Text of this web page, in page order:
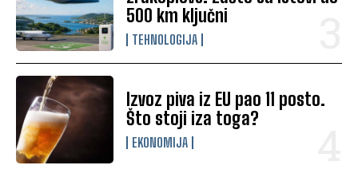
500 km ključni
TEHNOLOGIJA
Izvoz piva iz EU pao 11 posto.
Što stoji iza toga?
EKONOMIJA